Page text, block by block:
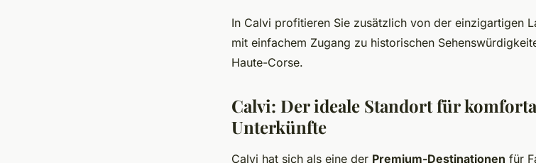
In Calvi profitieren Sie zusätzlich von der einzigartigen
mit einfachem Zugang zu historischen
Haute-Corse.
Calvi: Der ideale Standort für
Unterkünfte
Calvi hat sich als eine der Premium-Destinationen für